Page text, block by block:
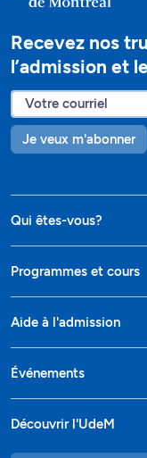
Recevez nos
l’admission et
Je veux m'abonner
Qui êtes-vous?
Programmes et cours
Aide à l'admission
Événements
Découvrir l'UdeM